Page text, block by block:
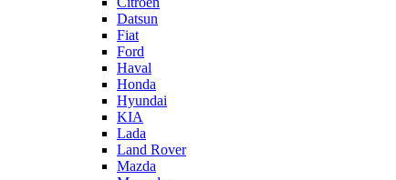
Datsun
Fiat
Ford
Haval
Honda
Hyundai
KIA
Lada
Land Rover
Mazda